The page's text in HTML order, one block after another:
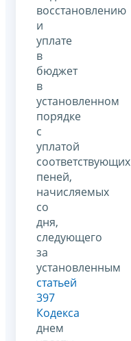
восстановлению
и
уплате
в
бюджет
в
установленном
порядке
с
уплатой
соответствующих
пеней,
начисляемых
со
дня,
следующего
за
установленным
статьей
397
Кодекса
днем